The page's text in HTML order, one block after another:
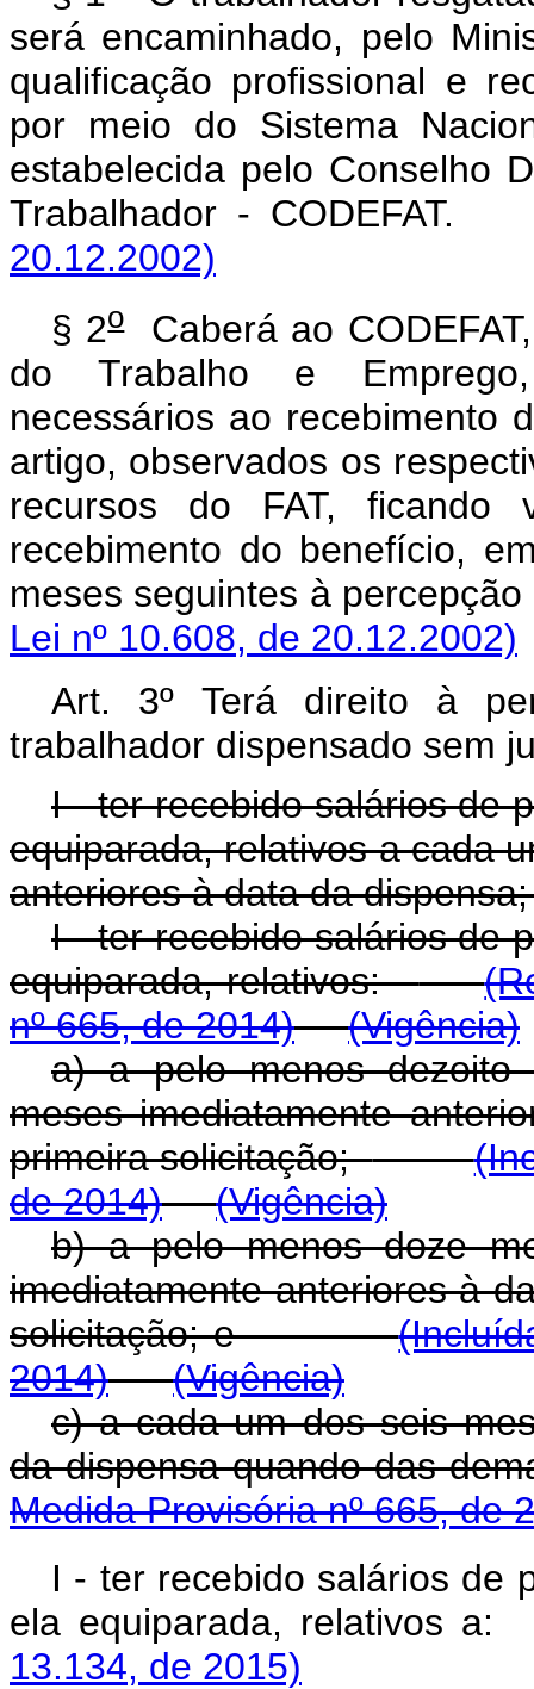
será encaminhado, pelo
qualificação profissional e
por meio do Sistema
estabelecida pelo Conselho
Trabalhador -
20.12.2002)
§ 2oCaberá ao
do Trabalho e
necessários ao recebimento
artigo, observados os
recursos do FAT, ficando
recebimento do benefício,
meses seguintes à
Lei nº 10.608, de 20.12.2002)
Art. 3º Terá direito à
trabalhador dispensado sem
I - ter recebido salários de
equiparada, relativos a cada
anteriores à data da
I - ter recebido salários de
equiparada, relativos:
nº 665, de 2014)
(Vigência)
a) a pelo menos dezoito
meses imediatamente
primeira solicitação;
de 2014)
(Vigência)
b) a pelo menos doze
imediatamente anteriores à
solicitação; e
2014)
(Vigência)
c) a cada um dos seis
da dispensa quando das
Medida Provisória nº 665, de
I - ter recebido salários de
ela equiparada,
13.134, de 2015)